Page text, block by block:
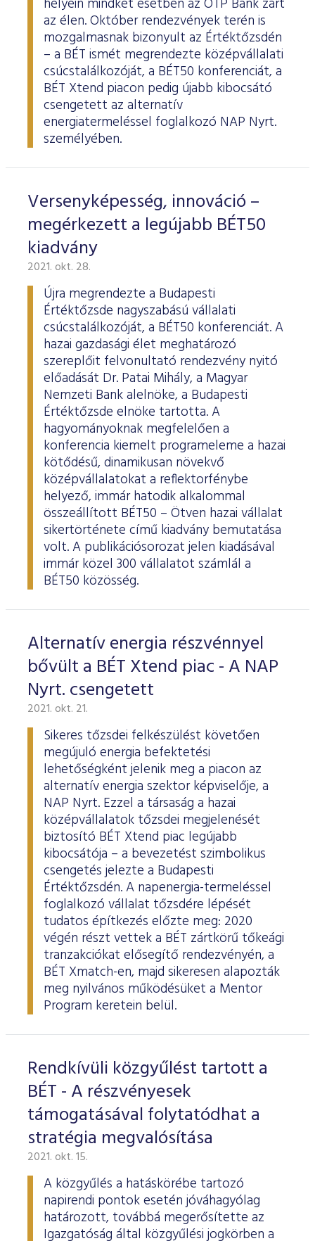
helyein mindkét esetben az OTP Bank zárt
az élen. Október rendezvények terén is
mozgalmasnak bizonyult az Értéktőzsdén
– a BÉT ismét megrendezte középvállalati
csúcstalálkozóját, a BÉT50 konferenciát, a
BÉT Xtend piacon pedig újabb kibocsátó
csengetett az alternatív
energiatermeléssel foglalkozó NAP Nyrt.
személyében.
Versenyképesség, innováció –
megérkezett a legújabb BÉT50
kiadvány
2021. okt. 28.
Újra megrendezte a Budapesti
Értéktőzsde nagyszabású vállalati
csúcstalálkozóját, a BÉT50 konferenciát. A
hazai gazdasági élet meghatározó
szereplőit felvonultató rendezvény nyitó
előadását Dr. Patai Mihály, a Magyar
Nemzeti Bank alelnöke, a Budapesti
Értéktőzsde elnöke tartotta. A
hagyományoknak megfelelően a
konferencia kiemelt programeleme a hazai
kötődésű, dinamikusan növekvő
középvállalatokat a reflektorfénybe
helyező, immár hatodik alkalommal
összeállított BÉT50 – Ötven hazai vállalat
sikertörténete című kiadvány bemutatása
volt. A publikációsorozat jelen kiadásával
immár közel 300 vállalatot számlál a
BÉT50 közösség.
Alternatív energia részvénnyel
bővült a BÉT Xtend piac - A NAP
Nyrt. csengetett
2021. okt. 21.
Sikeres tőzsdei felkészülést követően
megújuló energia befektetési
lehetőségként jelenik meg a piacon az
alternatív energia szektor képviselője, a
NAP Nyrt. Ezzel a társaság a hazai
középvállalatok tőzsdei megjelenését
biztosító BÉT Xtend piac legújabb
kibocsátója – a bevezetést szimbolikus
csengetés jelezte a Budapesti
Értéktőzsdén. A napenergia-termeléssel
foglalkozó vállalat tőzsdére lépését
tudatos építkezés előzte meg: 2020
végén részt vettek a BÉT zártkörű tőkeági
tranzakciókat elősegítő rendezvényén, a
BÉT Xmatch-en, majd sikeresen alapozták
meg nyilvános működésüket a Mentor
Program keretein belül.
Rendkívüli közgyűlést tartott a
BÉT - A részvényesek
támogatásával folytatódhat a
stratégia megvalósítása
2021. okt. 15.
A közgyűlés a hatáskörébe tartozó
napirendi pontok esetén jóváhagyólag
határozott, továbbá megerősítette az
Igazgatóság által közgyűlési jogkörben a